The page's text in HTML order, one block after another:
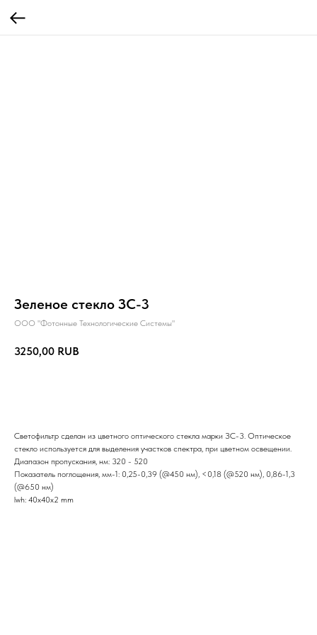
Зеленое стекло ЗС-3
ООО "Фотонные Технологические Системы"
3250,00 RUB
Светофильтр сделан из цветного оптического стекла марки ЗС-3. Оптическое
стекло используется для выделения участков спектра, при цветном освещении.
Диапазон пропускания, нм: 320 - 520
Показатель поглощения, мм-1: 0,25-0,39 (@450 нм), <0,18 (@520 нм), 0,86-1,3
(@650 нм)
lwh: 40x40x2 mm